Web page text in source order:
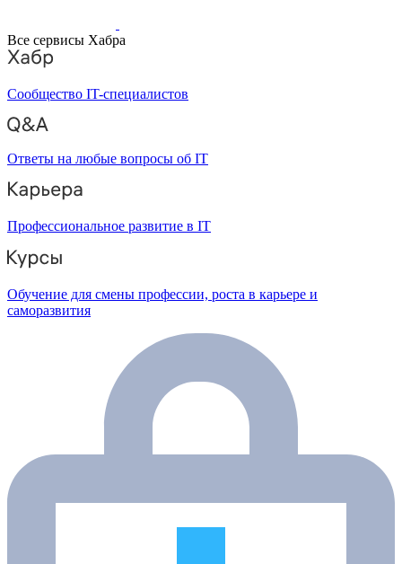
Все сервисы Хабра
Сообщество IT-специалистов
Ответы на любые вопросы об IT
Профессиональное развитие в IT
Обучение для смены профессии, роста в карьере и
саморазвития